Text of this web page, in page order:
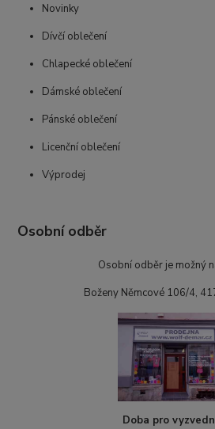
Novinky
Dívčí oblečení
Chlapecké oblečení
Dámské oblečení
Pánské oblečení
Licenční oblečení
Výprodej
Osobní odběr
Osobní odběr je možný
Boženy Němcové 106/4,
Doba pro